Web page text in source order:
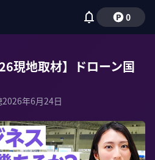
0
現地取材】ドローン国
2026年6月24日